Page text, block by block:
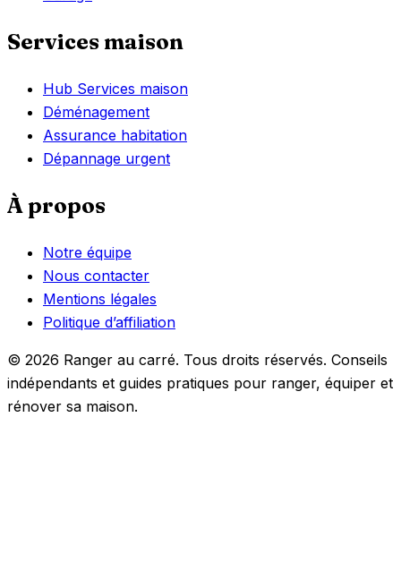
Services maison
Hub Services maison
Déménagement
Assurance habitation
Dépannage urgent
À propos
Notre équipe
Nous contacter
Mentions légales
Politique d’affiliation
© 2026 Ranger au carré. Tous droits réservés. Conseils
indépendants et guides pratiques pour ranger, équiper et
rénover sa maison.